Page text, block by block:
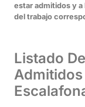
estar admitidos y
del trabajo
Listado